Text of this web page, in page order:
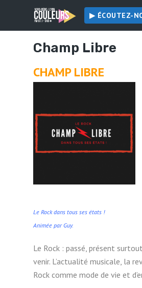
▶︎ ÉCOUTEZ-
Champ Libre
CHAMP LIBRE
Le Rock dans tous ses états !
Animée par Guy.
Le Rock : passé, présent
venir. L’actualité musicale, la
Rock comme mode de vie et